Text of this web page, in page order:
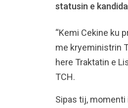
statusin e
“Kemi Cekine ku
me kryeministrin
here Traktatin e
TCH.
Sipas tij,